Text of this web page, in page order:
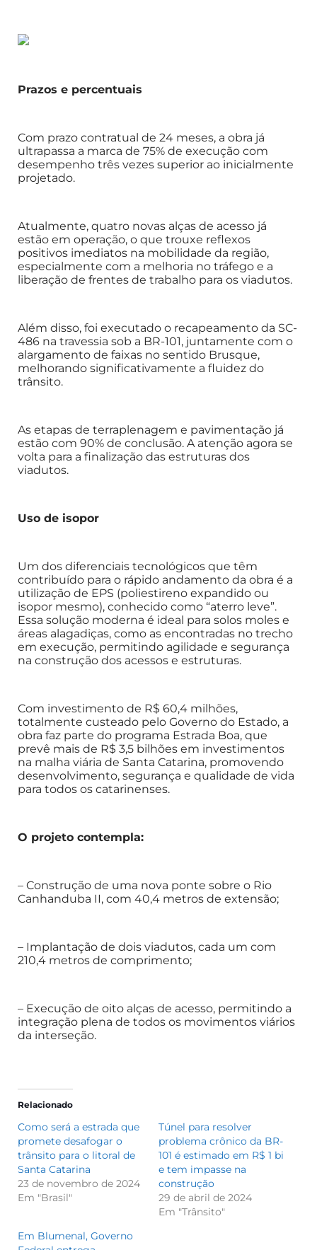
Prazos e percentuais
Com prazo contratual de 24 meses, a obra já
ultrapassa a marca de 75% de execução com
desempenho três vezes superior ao inicialmente
projetado.
Atualmente, quatro novas alças de acesso já
estão em operação, o que trouxe reflexos
positivos imediatos na mobilidade da região,
especialmente com a melhoria no tráfego e a
liberação de frentes de trabalho para os viadutos.
Além disso, foi executado o recapeamento da SC-
486 na travessia sob a BR-101, juntamente com o
alargamento de faixas no sentido Brusque,
melhorando significativamente a fluidez do
trânsito.
As etapas de terraplenagem e pavimentação já
estão com 90% de conclusão. A atenção agora se
volta para a finalização das estruturas dos
viadutos.
Uso de isopor
Um dos diferenciais tecnológicos que têm
contribuído para o rápido andamento da obra é a
utilização de EPS (poliestireno expandido ou
isopor mesmo), conhecido como “aterro leve”.
Essa solução moderna é ideal para solos moles e
áreas alagadiças, como as encontradas no trecho
em execução, permitindo agilidade e segurança
na construção dos acessos e estruturas.
Com investimento de R$ 60,4 milhões,
totalmente custeado pelo Governo do Estado, a
obra faz parte do programa Estrada Boa, que
prevê mais de R$ 3,5 bilhões em investimentos
na malha viária de Santa Catarina, promovendo
desenvolvimento, segurança e qualidade de vida
para todos os catarinenses.
O projeto contempla:
– Construção de uma nova ponte sobre o Rio
Canhanduba II, com 40,4 metros de extensão;
– Implantação de dois viadutos, cada um com
210,4 metros de comprimento;
– Execução de oito alças de acesso, permitindo a
integração plena de todos os movimentos viários
da interseção.
Relacionado
Como será a estrada que
promete desafogar o
trânsito para o litoral de
Santa Catarina
23 de novembro de 2024
Em "Brasil"
Túnel para resolver
problema crônico da BR-
101 é estimado em R$ 1 bi
e tem impasse na
construção
29 de abril de 2024
Em "Trânsito"
Em Blumenal, Governo